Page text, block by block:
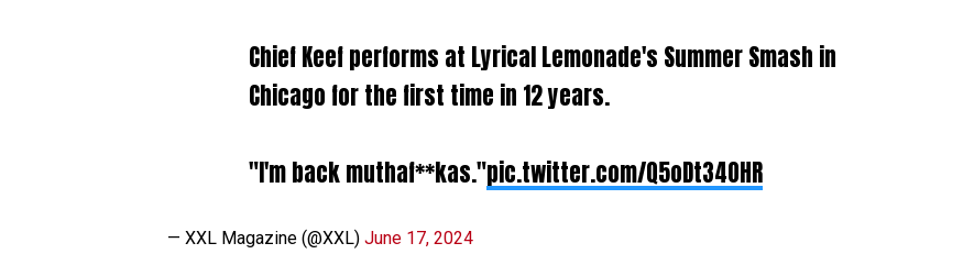
Chief Keef performs at Lyrical Lemonade's Summer Smash in
Chicago for the first time in 12 years.
"I'm back muthaf**kas."pic.twitter.com/Q5oDt34OHR
— XXL Magazine (@XXL) June 17, 2024